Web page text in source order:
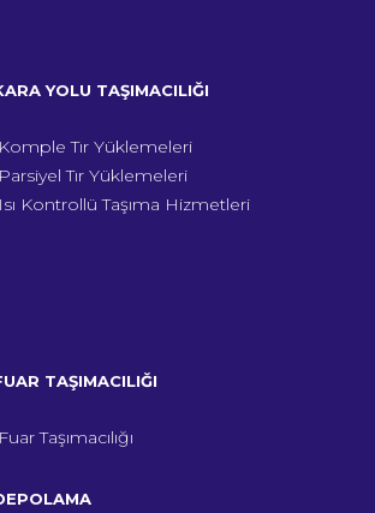
YOLU TAŞIMACILIĞI
Komple Tır Yüklemeleri
Parsiyel Tır Yüklemeleri
Isı Kontrollü Taşıma Hizmetleri
TAŞIMACILIĞI
Fuar Taşımacılığı